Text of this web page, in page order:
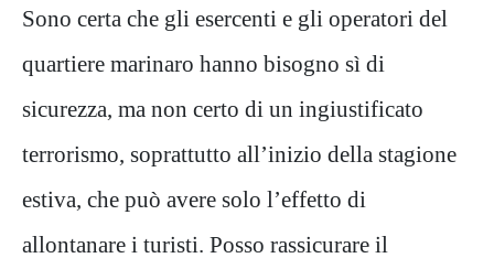
Sono certa che gli esercenti e gli operatori del
quartiere marinaro hanno bisogno sì di
sicurezza, ma non certo di un ingiustificato
terrorismo, soprattutto all’inizio della stagione
estiva, che può avere solo l’effetto di
allontanare i turisti. Posso rassicurare il